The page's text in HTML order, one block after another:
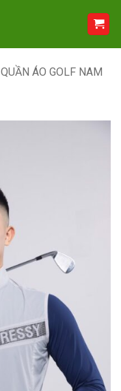
QUẦN ÁO GOLF NAM